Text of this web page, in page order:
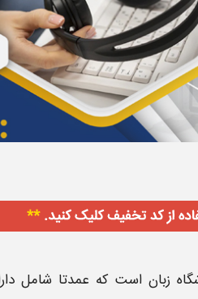
زباناست که عمدتا شامل